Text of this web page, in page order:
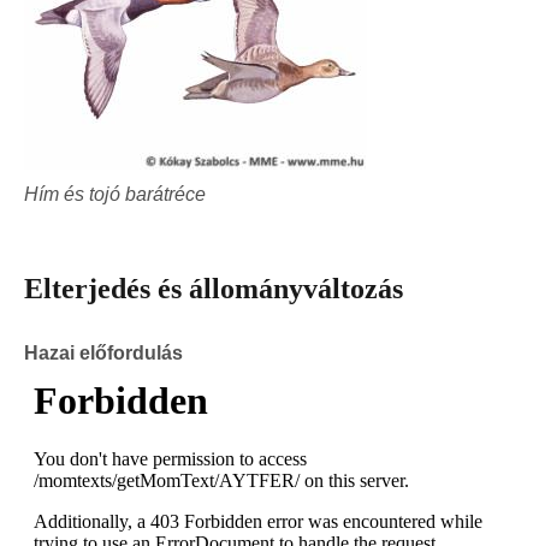
Hím és tojó barátréce
Elterjedés és állományváltozás
Hazai előfordulás